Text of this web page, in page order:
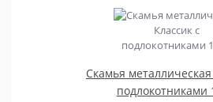
Скамья металлическая
подлокотниками